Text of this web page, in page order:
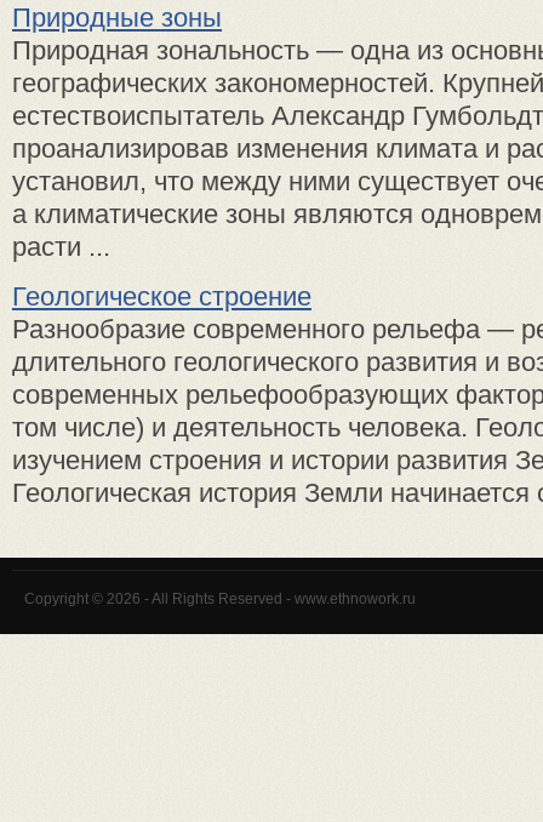
Природные зоны
Природная зональность — одна из
географических закономерностей.
естествоиспытатель Александр
проанализировав изменения климата и
установил, что между ними существует
а климатические зоны являются
расти ...
Геологическое строение
Разнообразие современного рельефа —
длительного геологического развития и
современных рельефообразующих
том числе) и деятельность человека.
изучением строения и истории развития
Геологическая история Земли
Copyright © 2026 - All Rights Reserved - www.ethnowork.ru